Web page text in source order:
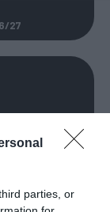
parties, or
27
26